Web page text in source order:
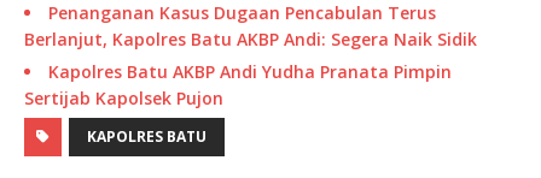
Penanganan Kasus Dugaan Pencabulan Terus
Berlanjut, Kapolres Batu AKBP Andi: Segera Naik Sidik
Kapolres Batu AKBP Andi Yudha Pranata Pimpin
Sertijab Kapolsek Pujon
KAPOLRES BATU